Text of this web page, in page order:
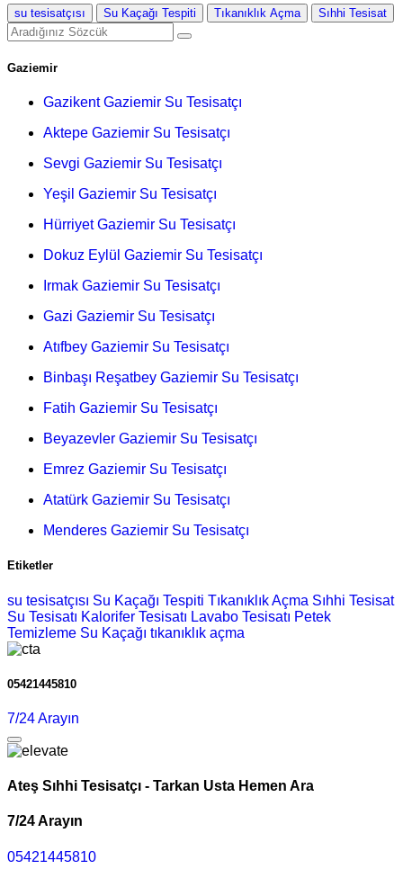
su tesisatçısı Su Kaçağı Tespiti Tıkanıklık Açma Sıhhi Tesisat
Gaziemir
Gazikent Gaziemir Su Tesisatçı
Aktepe Gaziemir Su Tesisatçı
Sevgi Gaziemir Su Tesisatçı
Yeşil Gaziemir Su Tesisatçı
Hürriyet Gaziemir Su Tesisatçı
Dokuz Eylül Gaziemir Su Tesisatçı
Irmak Gaziemir Su Tesisatçı
Gazi Gaziemir Su Tesisatçı
Atıfbey Gaziemir Su Tesisatçı
Binbaşı Reşatbey Gaziemir Su Tesisatçı
Fatih Gaziemir Su Tesisatçı
Beyazevler Gaziemir Su Tesisatçı
Emrez Gaziemir Su Tesisatçı
Atatürk Gaziemir Su Tesisatçı
Menderes Gaziemir Su Tesisatçı
Etiketler
su tesisatçısı Su Kaçağı Tespiti Tıkanıklık Açma Sıhhi Tesisat
Su Tesisatı Kalorifer Tesisatı Lavabo Tesisatı Petek
Temizleme Su Kaçağı tıkanıklık açma
05421445810
7/24 Arayın
Ateş Sıhhi Tesisatçı - Tarkan Usta Hemen Ara
7/24 Arayın
05421445810